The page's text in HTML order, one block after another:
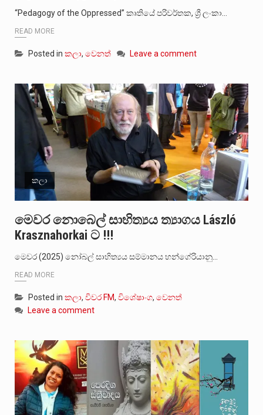
“Pedagogy of the Oppressed” කෘතියේ පරිවර්තක, ශ්‍රී ලංකා…
READ MORE
Posted in කලා, වෙනත් Leave a comment
කලා
මෙවර නොබෙල් සාහිත්‍යය ත්‍යාගය László
Krasznahorkai ට !!!
මෙවර (2025) නෝබල් සාහිත්‍යය සම්මානය හන්ගේරියානු…
READ MORE
Posted in කලා, විවර FM, විශේෂාංග, වෙනත්
Leave a comment